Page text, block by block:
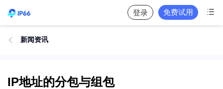
登录 免费试用 
 新闻资讯
IP地址的分包与组包